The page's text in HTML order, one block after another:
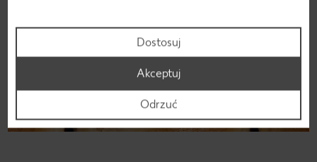
Dostosuj
Odrzuć
Akceptuj